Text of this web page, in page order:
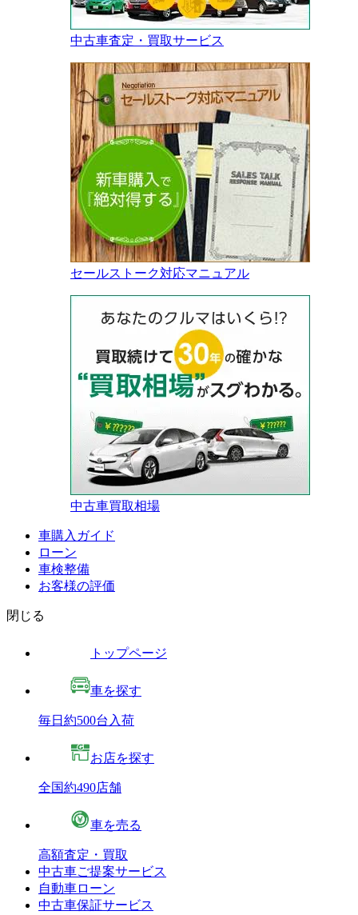
中古車査定・買取サービス
セールストーク対応マニュアル
中古車買取相場
車購入ガイド
ローン
車検整備
お客様の評価
閉じる
トップページ
車を探す
毎日約500台入荷
お店を探す
全国約490店舗
車を売る
高額査定・買取
中古車ご提案サービス
自動車ローン
中古車保証サービス